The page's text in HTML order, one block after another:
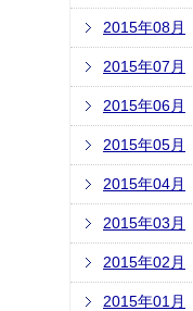
2015年08月
2015年07月
2015年06月
2015年05月
2015年04月
2015年03月
2015年02月
2015年01月